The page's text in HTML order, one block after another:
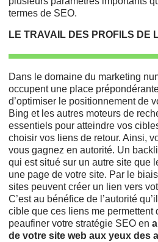
termes de SEO.
LE TRAVAIL DES PROFILS DE
Dans le domaine du marketing
occupent une place
d’optimiser le positionnement de
Bing et les autres moteurs de
essentiels pour atteindre vos
choisir vos liens de retour. Ainsi,
vous gagnez en autorité. Un
qui est situé sur un autre site que
une page de votre site. Par le
sites peuvent créer un lien vers
C’est au bénéfice de l’autorité
cible que ces liens me permettent
peaufiner votre stratégie SEO en
de votre site web aux yeux des